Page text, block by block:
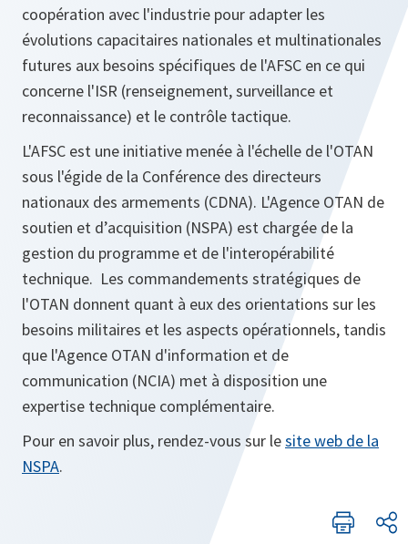
coopération avec l'industrie pour adapter les
évolutions capacitaires nationales et multinationales
futures aux besoins spécifiques de l'AFSC en ce qui
concerne l'ISR (renseignement, surveillance et
reconnaissance) et le contrôle tactique.
L'AFSC est une initiative menée à l'échelle de l'OTAN
sous l'égide de la Conférence des directeurs
nationaux des armements (CDNA). L'Agence OTAN de
soutien et d’acquisition (NSPA) est chargée de la
gestion du programme et de l'interopérabilité
technique. Les commandements stratégiques de
l'OTAN donnent quant à eux des orientations sur les
besoins militaires et les aspects opérationnels, tandis
que l'Agence OTAN d'information et de
communication (NCIA) met à disposition une
expertise technique complémentaire.
Pour en savoir plus, rendez-vous sur lesite web de la
NSPA.